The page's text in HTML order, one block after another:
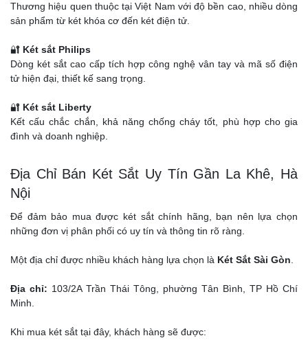
Thương hiệu quen thuộc tại Việt Nam với độ bền cao, nhiều dòng
sản phẩm từ két khóa cơ đến két điện tử.
🔐 Két sắt Philips
Dòng két sắt cao cấp tích hợp công nghệ vân tay và mã số điện
tử hiện đại, thiết kế sang trọng.
🔐 Két sắt Liberty
Kết cấu chắc chắn, khả năng chống cháy tốt, phù hợp cho gia
đình và doanh nghiệp.
Địa Chỉ Bán Két Sắt Uy Tín Gần La Khê, Hà
Nội
Để đảm bảo mua được két sắt chính hãng, bạn nên lựa chọn
những đơn vị phân phối có uy tín và thông tin rõ ràng.
Một địa chỉ được nhiều khách hàng lựa chọn là Két Sắt Sài Gòn
Địa chỉ: 103/2A Trần Thái Tông, phường Tân Bình, TP Hồ Chí
Minh.
Khi mua két sắt tại đây, khách hàng sẽ được: